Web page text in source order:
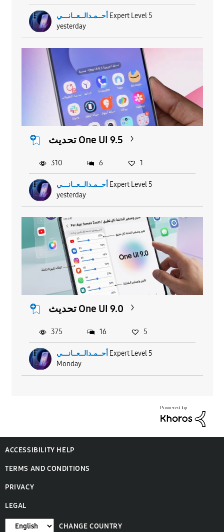
أحــمـدالــعــانـــي Expert Level 5
yesterday
تحديث One UI 9.5
أحــمـدالــعــانـــي Expert Level 5
yesterday
310 6 1
تحديث One UI 9.0
أحــمـدالــعــانـــي Expert Level 5
Monday
375 16 5
ACCESSIBILITY HELP
TERMS AND CONDITIONS
PRIVACY
LEGAL
CHANGE COUNTRY